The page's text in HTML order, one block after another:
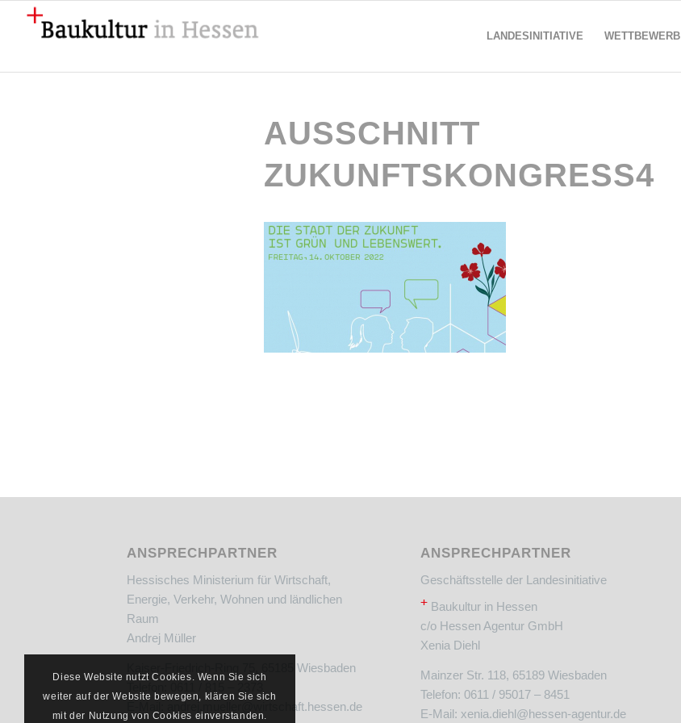
LANDESINITIATIVE WETTBEWERB
AUSSCHNITT
ZUKUNFTSKONGRESS4
ANSPRECHPARTNER
Hessisches Ministerium für Wirtschaft,
Energie, Verkehr, Wohnen und ländlichen
Raum
Andrej Müller
Kaiser-Friedrich-Ring 75, 65185 Wiesbaden
andrej.mueller@wirtschaft.hessen.de
ANSPRECHPARTNER
Geschäftsstelle der Landesinitiative
+Baukultur in Hessen
c/o Hessen Agentur GmbH
Xenia Diehl
Mainzer Str. 118, 65189 Wiesbaden
Telefon: 0611 / 95017 – 8451
E-Mail: xenia.diehl@hessen-agentur.de
Diese Website nutzt Cookies. Wenn Sie sich
weiter auf der Website bewegen, klären Sie sich
mit der Nutzung von Cookies einverstanden.